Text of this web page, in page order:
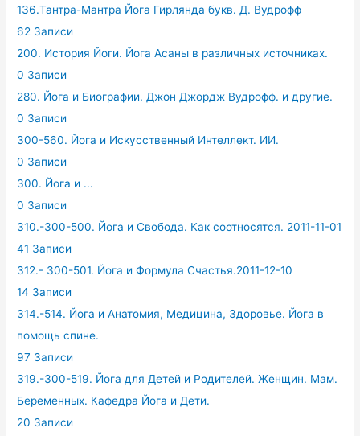
136.Тантра-Мантра Йога Гирлянда букв. Д. Вудрофф
62 Записи
200. История Йоги. Йога Асаны в различных источниках.
0 Записи
280. Йога и Биографии. Джон Джордж Вудрофф. и другие.
0 Записи
300-560. Йога и Искусственный Интеллект. ИИ.
0 Записи
300. Йога и ...
0 Записи
310.-300-500. Йога и Свобода. Как соотносятся. 2011-11-01
41 Записи
312.- 300-501. Йога и Формула Счастья.2011-12-10
14 Записи
314.-514. Йога и Анатомия, Медицина, Здоровье. Йога в
помощь спине.
97 Записи
319.-300-519. Йога для Детей и Родителей. Женщин. Мам.
Беременных. Кафедра Йога и Дети.
20 Записи